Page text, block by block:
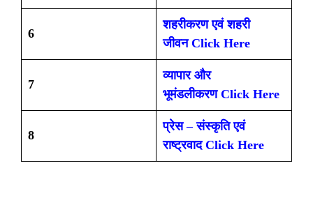
6
शहरीकरण एवं शहरी
जीवन Click Here
7
व्यापार और
भूमंडलीकरण Click Here
8
प्रेस – संस्कृति एवं
राष्ट्रवाद Click Here